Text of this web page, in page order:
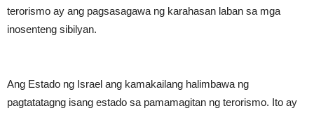
terorismo ay ang pagsasagawa ng karahasan laban sa mga
inosenteng sibilyan.
Ang Estado ng Israel ang kamakailang halimbawa ng
pagtatatagng isang estado sa pamamagitan ng terorismo. Ito ay